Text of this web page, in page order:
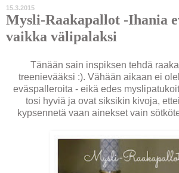
15.3.2015
Mysli-Raakapallot -Ihania
vaikka välipalaksi
Tänään sain inspiksen tehdä
treenievääksi :). Vähään aikaan ei
eväspalleroita - eikä edes
tosi hyviä ja ovat siksikin kivoja,
kypsennetä vaan ainekset vain